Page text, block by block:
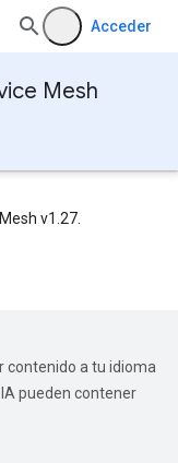
Acceder
Mesh
v1.27.
contenido a tu idioma
pueden contener